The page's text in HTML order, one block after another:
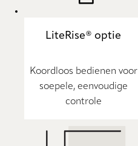
LiteRise® optie
Koordloos bedienen voor
soepele, eenvoudige
controle